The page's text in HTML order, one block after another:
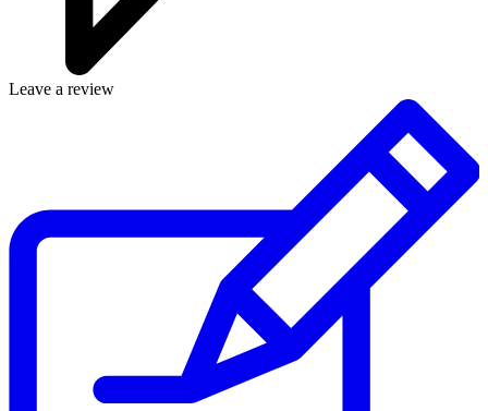
Leave a review